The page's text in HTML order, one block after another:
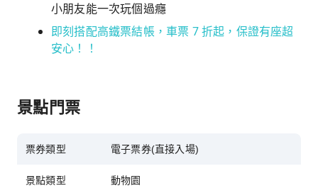
小朋友能一次玩個過癮
即刻搭配高鐵票結帳，車票 7 折起，保證有座超
安心！！
景點門票
票券類型 電子票券(直接入場)
景點類型 動物園